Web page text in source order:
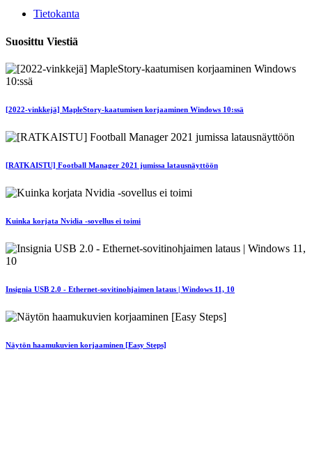
Tietokanta
Suosittu Viestiä
[2022-vinkkejä] MapleStory-kaatumisen korjaaminen Windows 10:ssä
[RATKAISTU] Football Manager 2021 jumissa latausnäyttöön
Kuinka korjata Nvidia -sovellus ei toimi
Insignia USB 2.0 - Ethernet-sovitinohjaimen lataus | Windows 11, 10
Näytön haamukuvien korjaaminen [Easy Steps]